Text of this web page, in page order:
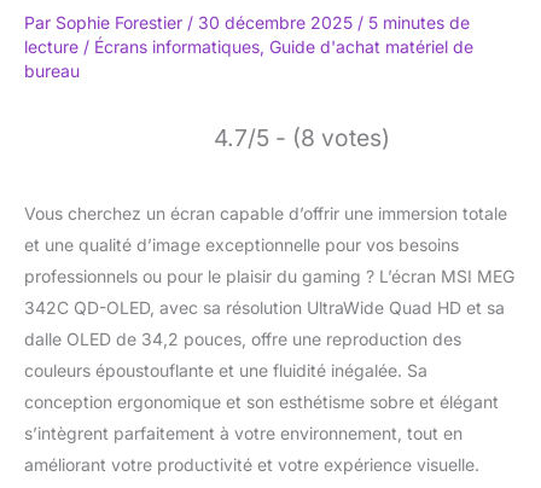
Par Sophie Forestier / 30 décembre 2025 / 5 minutes de
lecture / Écrans informatiques, Guide d'achat matériel de
bureau
4.7/5 - (8 votes)
Vous cherchez un écran capable d’offrir une immersion totale
et une qualité d’image exceptionnelle pour vos besoins
professionnels ou pour le plaisir du gaming ? L’écran MSI MEG
342C QD-OLED, avec sa résolution UltraWide Quad HD et sa
dalle OLED de 34,2 pouces, offre une reproduction des
couleurs époustouflante et une fluidité inégalée. Sa
conception ergonomique et son esthétisme sobre et élégant
s’intègrent parfaitement à votre environnement, tout en
améliorant votre productivité et votre expérience visuelle.